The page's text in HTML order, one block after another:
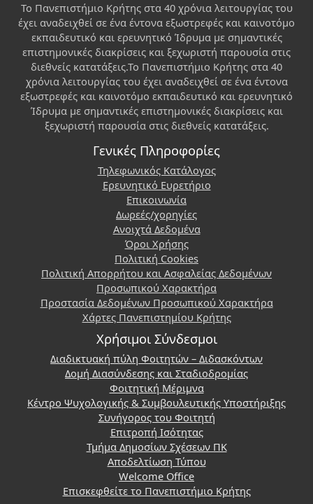
Το Πανεπιστήμιο Κρήτης στα 40 χρόνια λειτουργίας του
έχει αναδειχθεί σε ένα έντονα εξωστρεφές και καινοτόμο
εκπαιδευτικό και ερευνητικό Ίδρυμα με σημαντικές
επιστημονικές διακρίσεις και ξεχωριστή παρουσία στις
διεθνείς κατατάξεις.Το Πανεπιστήμιο Κρήτης στα 40
χρόνια λειτουργίας του έχει αναδειχθεί σε ένα έντονα
εξωστρεφές και καινοτόμο εκπαιδευτικό και ερευνητικό
Ίδρυμα με σημαντικές επιστημονικές διακρίσεις και
ξεχωριστή παρουσία στις διεθνείς κατατάξεις.
Γενικές Πληροφορίες
Τηλεφωνικός Κατάλογος
Ερευνητικό Ευρετήριο
Επικοινωνία
Δωρεές/χορηγίες
Ανοιχτά Δεδομένα
Όροι Χρήσης
Πολιτική Cookies
Πολιτική Απορρήτου και Ασφαλείας Δεδομένων
Προσωπικού Χαρακτήρα
Προστασία Δεδομένων Προσωπικού Χαρακτήρα
Χάρτες Πανεπιστημίου Κρήτης
Χρήσιμοι Σύνδεσμοι
Διαδικτυακή πύλη Φοιτητών – Διδασκόντων
Δομή Διασύνδεσης και Σταδιοδρομίας
Φοιτητική Μέριμνα
Κέντρο Ψυχολογικής & Συμβουλευτικής Υποστήριξης
Συνήγορος του Φοιτητή
Επιτροπή Ισότητας
Τμήμα Δημοσίων Σχέσεων ΠΚ
Αποδελτίωση Τύπου
Welcome Office
Επισκεφθείτε το Πανεπιστήμιο Κρήτης